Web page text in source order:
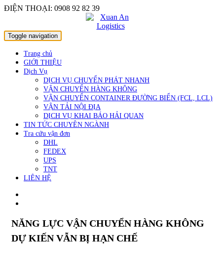
Skip
ĐIỆN THOẠI: 0908 92 82 39
Toggle navigation
Trang chủ
GIỚI THIỆU
Dịch Vụ
DỊCH VỤ CHUYỂN PHÁT NHANH
VẬN CHUYỂN HÀNG KHÔNG
VẬN CHUYỂN CONTAINER ĐƯỜNG BIỂN (FCL, LCL)
VẬN TẢI NỘI ĐỊA
DỊCH VỤ KHAI BÁO HẢI QUAN
TIN TỨC CHUYÊN NGÀNH
Tra cứu vận đơn
DHL
FEDEX
UPS
TNT
LIÊN HỆ
NĂNG LỰC VẬN CHUYỂN HÀNG KHÔNG
DỰ KIẾN VẪN BỊ HẠN CHẾ